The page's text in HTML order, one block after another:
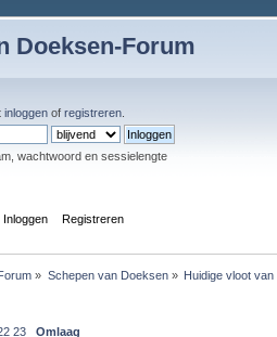
Doeksen-Forum
inloggen of registreren
wachtwoord en sessielengte
Inloggen Registreren
» Schepen van Doeksen» Huidige vloot
23 Omlaag